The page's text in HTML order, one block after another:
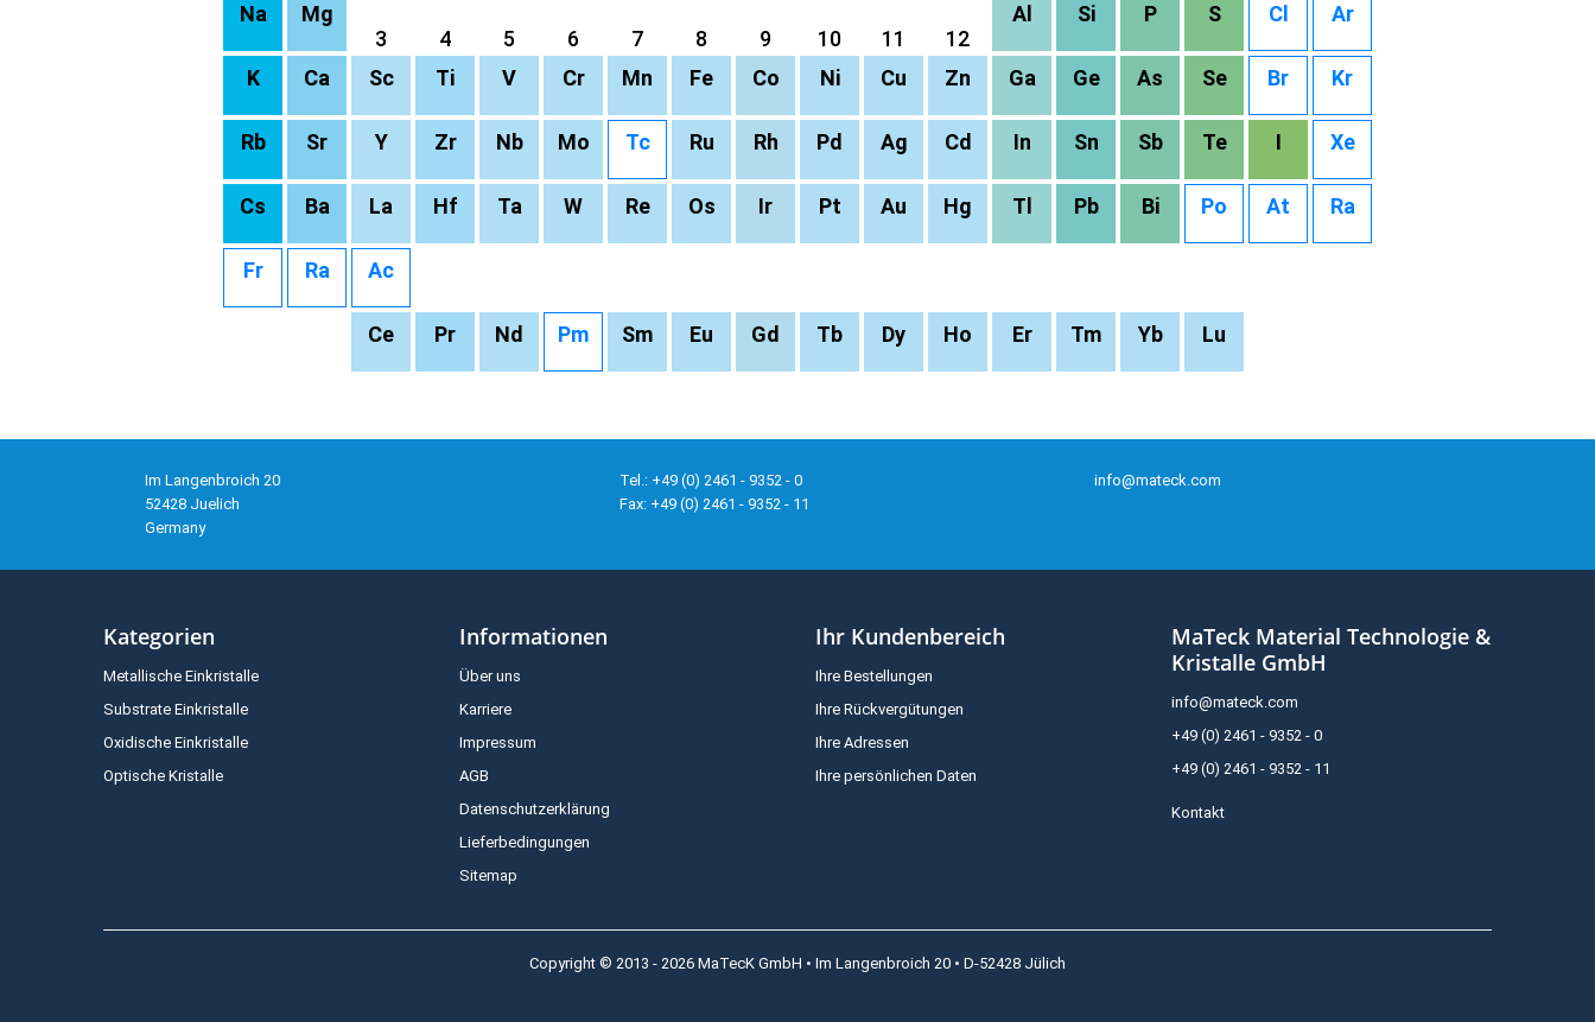
Na
Mg
3
4 5 6 7 8 9 10 11 12
Al Si P S Cl Ar
K Ca Sc Ti V Cr Mn Fe Co Ni Cu Zn Ga Ge As Se Br Kr
Rb Sr Y Zr Nb Mo Tc Ru Rh Pd Ag Cd In Sn Sb Te I Xe
Cs Ba La Hf Ta W Re Os Ir Pt Au Hg Tl Pb Bi Po At Ra
Fr Ra Ac
Ce Pr Nd Pm Sm Eu Gd Tb Dy Ho Er Tm Yb Lu
Im Langenbroich 20
52428 Juelich
Germany
Tel.: +49 (0) 2461 - 9352 - 0
Fax: +49 (0) 2461 - 9352 - 11
info@mateck.com
Kategorien
Metallische Einkristalle
Substrate Einkristalle
Oxidische Einkristalle
Optische Kristalle
Informationen
Über uns
Karriere
Impressum
AGB
Datenschutzerklärung
Lieferbedingungen
Sitemap
Ihr Kundenbereich
Ihre Bestellungen
Ihre Rückvergütungen
Ihre Adressen
Ihre persönlichen Daten
MaTeck Material Technologie &
Kristalle GmbH
info@mateck.com
+49 (0) 2461 - 9352 - 0
+49 (0) 2461 - 9352 - 11
Kontakt
Copyright © 2013 - 2026 MaTecK GmbH • Im Langenbroich 20 • D-52428 Jülich